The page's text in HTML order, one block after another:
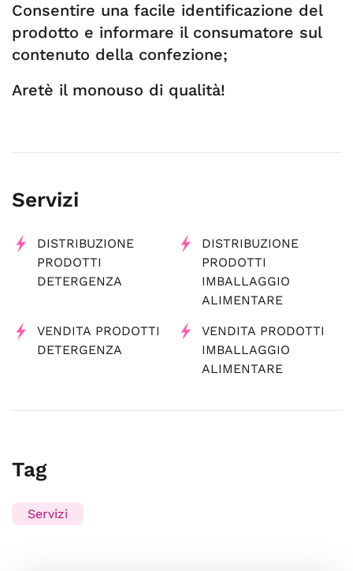
Consentire una facile identificazione del
prodotto e informare il consumatore sul
contenuto della confezione;
Aretè il monouso di qualità!
Servizi
DISTRIBUZIONE
PRODOTTI
DETERGENZA
DISTRIBUZIONE
PRODOTTI
IMBALLAGGIO
ALIMENTARE
VENDITA PRODOTTI
DETERGENZA
VENDITA PRODOTTI
IMBALLAGGIO
ALIMENTARE
Tag
Servizi